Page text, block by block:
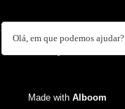
HELDERLUISPHOTO
Olá, em que podemos ajudar?
Made with Alboom